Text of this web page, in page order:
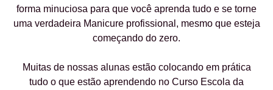
forma minuciosa para que você aprenda tudo e se torne
uma verdadeira Manicure profissional, mesmo que esteja
começando do zero.
Muitas de nossas alunas estão colocando em prática
tudo o que estão aprendendo no Curso Escola da